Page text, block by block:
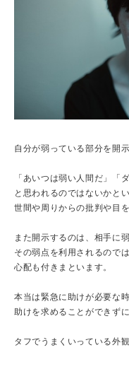
自分が弱っている部分を開
「あいつは弱い人間だ」「
と思われるのではないかと
世間や周りからの批判や目
また開示するのは、相手に
その弱点を利用されるので
心配も付きまといます。
本当は緊急に助けが必要な時
助けを求めることができずに
タフでうまくいっている外